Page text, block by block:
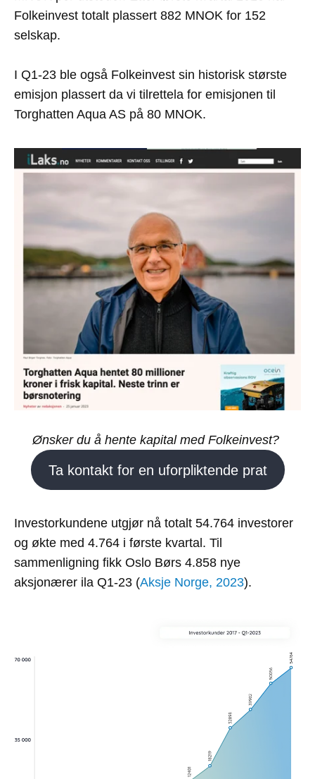
Folkeinvest totalt plassert 882 MNOK for 152
selskap.
I Q1-23 ble også Folkeinvest sin historisk største
emisjon plassert da vi tilrettela for emisjonen til
Torghatten Aqua AS på 80 MNOK.
Ønsker du å hente kapital med Folkeinvest?
Ta kontakt for en uforpliktende prat
Investorkundene utgjør nå totalt 54.764 investorer
og økte med 4.764 i første kvartal. Til
sammenligning fikk Oslo Børs 4.858 nye
aksjonærer ila Q1-23 (Aksje Norge, 2023).